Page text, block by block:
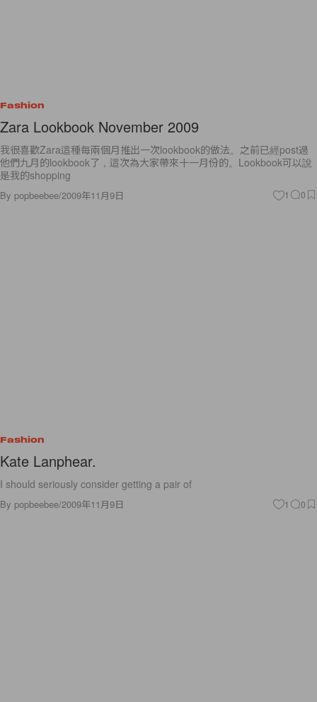
Fashion
Zara Lookbook November 2009
我很喜歡Zara這種每兩個月推出一次lookbook的做法。之前已經post過
他們九月的lookbook了，這次為大家帶來十一月份的。Lookbook可以說
是我的shopping
By popbeebee/2009年11月9日 1 0
Fashion
Kate Lanphear.
I should seriously consider getting a pair of
By popbeebee/2009年11月9日 1 0